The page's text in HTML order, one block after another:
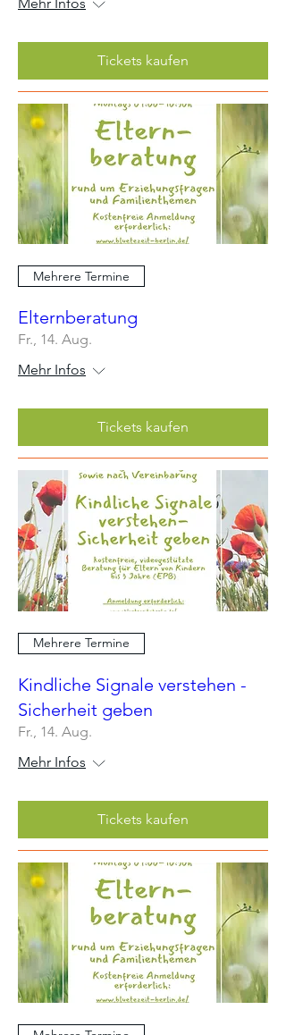
Tickets kaufen
Mehrere Termine
Elternberatung
Fr., 14. Aug.
Mehr Infos
Tickets kaufen
Mehrere Termine
Kindliche Signale verstehen -
Sicherheit geben
Fr., 14. Aug.
Mehr Infos
Tickets kaufen